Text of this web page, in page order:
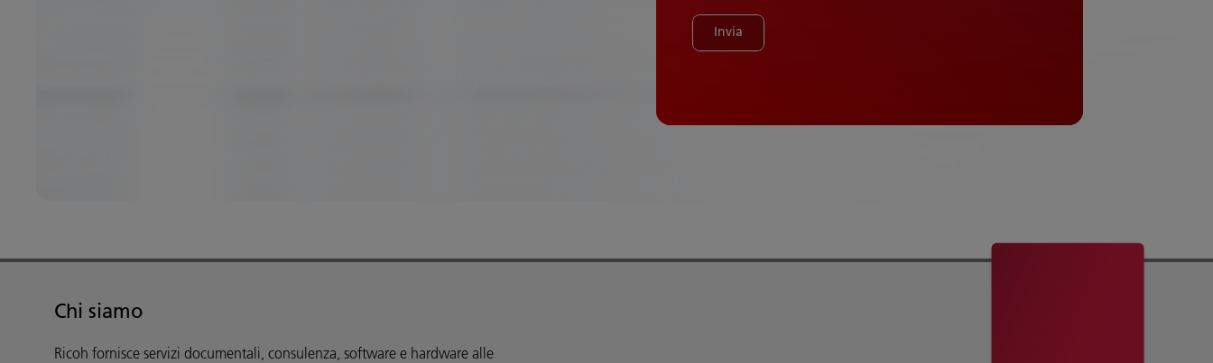
Invia
Chi siamo
Ricoh fornisce servizi documentali, consulenza, software e hardware alle